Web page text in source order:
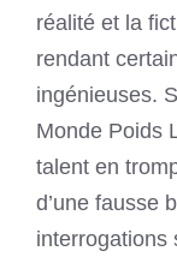
réalité et la
rendant
ingénieuses.
Monde Poids
talent en
d’une fausse
interrogations